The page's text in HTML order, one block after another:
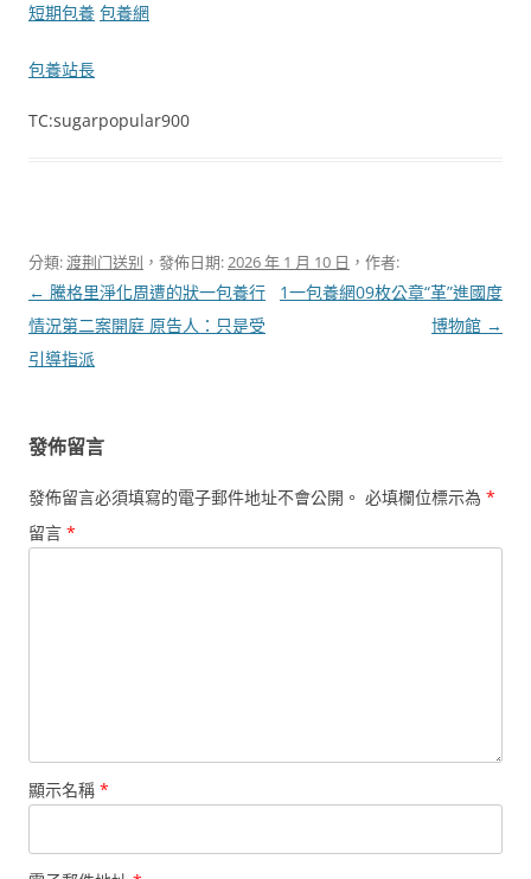
短期包養 包養網
包養站長
TC:sugarpopular900
分類:渡荆门送别 ，發佈日期:2026 年 1 月 10 日 ，作者:
文
章
導
← 騰格里淨化周遭的狀一包養行
情況第二案開庭 原告人：只是受
引導指派
1一包養網09枚公章“革”進國度
博物館 →
發佈留言
發佈留言必須填寫的電子郵件地址不會公開。 必填欄位標示為 *
留言 *
顯示名稱 *